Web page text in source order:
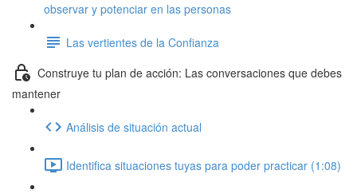
observar y potenciar en las personas
Las vertientes de la Confianza
Construye tu plan de acción: Las conversaciones que debes
mantener
Análisis de situación actual
Identifica situaciones tuyas para poder practicar (1:08)